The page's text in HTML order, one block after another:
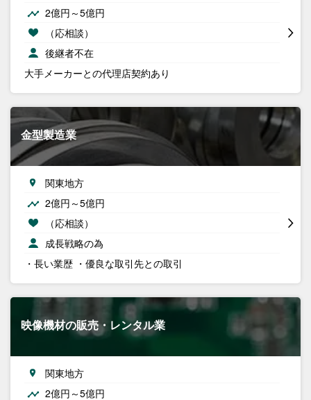
2億円～5億円
（応相談）
後継者不在
大手メーカーとの代理店契約あり
金型製造業
関東地方
2億円～5億円
（応相談）
成長戦略の為
・長い業歴 ・優良な取引先との取引
映像機材の販売・レンタル業
関東地方
2億円～5億円